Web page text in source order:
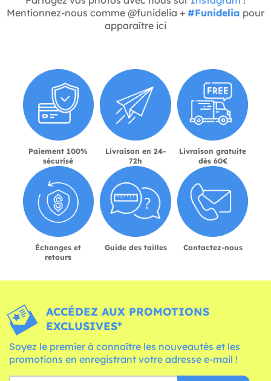
Mentionnez-nous comme @funidelia + #Funidelia pour
apparaître ici
Paiement 100%
sécurisé
Livraison en 24-
72h
Livraison gratuite
dès 60€
Échanges et
retours
Guide des tailles Contactez-nous
ACCÉDEZ AUX PROMOTIONS
EXCLUSIVES*
Soyez le premier à connaître les nouveautés et les
promotions en enregistrant votre adresse e-mail !